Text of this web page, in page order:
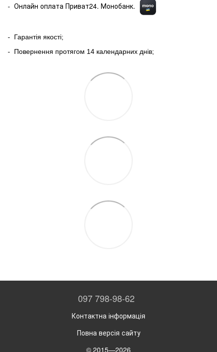
- Онлайн оплата Приват24. Монобанк.
- Гарантія якості;
- Повернення протягом 14 календарних днів;
097 798-98-62
Контактна інформація
Повна версія сайту
© 2015—2026